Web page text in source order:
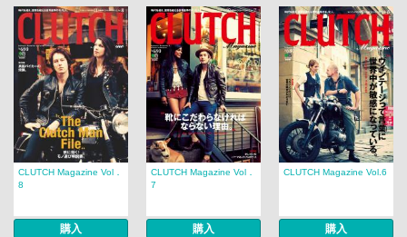
CLUTCH Magazine Vol．
8
購入
CLUTCH Magazine Vol．
7
購入
CLUTCH Magazine Vol.6
購入